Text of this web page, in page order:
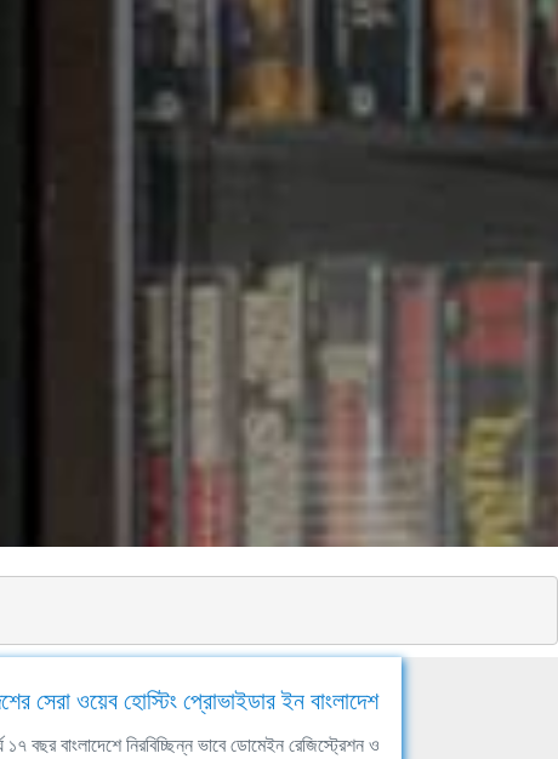
সেরা ওয়েব হোস্টিং প্রোভাইডার ইন বাংলাদেশ
১৭ বছর বাংলাদেশে নিরবিচ্ছিন্ন ভাবে ডোমেইন রেজিস্ট্রেশন ও